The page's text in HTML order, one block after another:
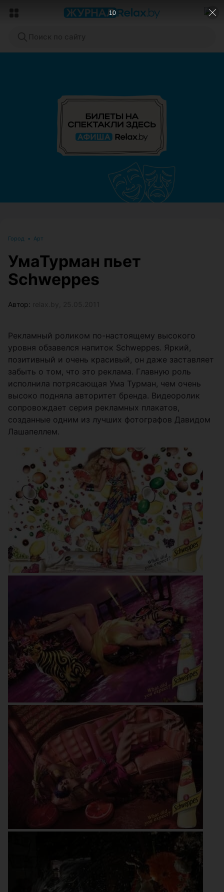
ЭФФЕКТИВНАЯ РЕКЛАМА НА САЙТЕ
Город • Арт
УмаТурман пьет
Schweppes
Автор:
Рекламный роликом по-настоящему высокого
уровня обзавелся напиток Schweppes. Яркий,
позитивный и очень красивый, он даже заставляет
забыть о том, что это реклама. Главную роль
исполнила потрясающая Ума Турман, чем очень
высоко подняла авторитет бренда. Видеоролик
сопровождает серия рекламных плакатов,
созданные одним из лучших фотографов Давидом
Лашапеллем.
8